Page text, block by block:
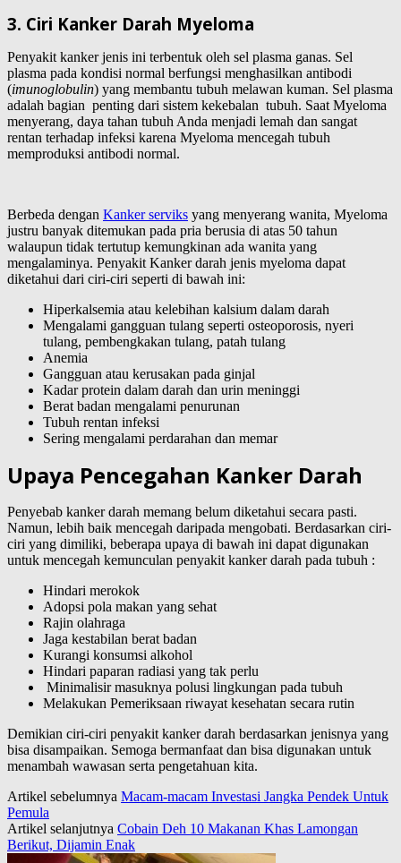
3. Ciri Kanker Darah Myeloma
Penyakit kanker jenis ini terbentuk oleh sel plasma ganas. Sel
plasma pada kondisi normal berfungsi menghasilkan antibodi
(imunoglobulin) yang membantu tubuh melawan kuman. Sel plasma
adalah bagian penting dari sistem kekebalan tubuh. Saat Myeloma
menyerang, daya tahan tubuh Anda menjadi lemah dan sangat
rentan terhadap infeksi karena Myeloma mencegah tubuh
memproduksi antibodi normal.
Berbeda dengan Kanker serviks yang menyerang wanita, Myeloma
justru banyak ditemukan pada pria berusia di atas 50 tahun
walaupun tidak tertutup kemungkinan ada wanita yang
mengalaminya. Penyakit Kanker darah jenis myeloma dapat
diketahui dari ciri-ciri seperti di bawah ini:
Hiperkalsemia atau kelebihan kalsium dalam darah
Mengalami gangguan tulang seperti osteoporosis, nyeri
tulang, pembengkakan tulang, patah tulang
Anemia
Gangguan atau kerusakan pada ginjal
Kadar protein dalam darah dan urin meninggi
Berat badan mengalami penurunan
Tubuh rentan infeksi
Sering mengalami perdarahan dan memar
Upaya Pencegahan Kanker Darah
Penyebab kanker darah memang belum diketahui secara pasti.
Namun, lebih baik mencegah daripada mengobati. Berdasarkan ciri-
ciri yang dimiliki, beberapa upaya di bawah ini dapat digunakan
untuk mencegah kemunculan penyakit kanker darah pada tubuh :
Hindari merokok
Adopsi pola makan yang sehat
Rajin olahraga
Jaga kestabilan berat badan
Kurangi konsumsi alkohol
Hindari paparan radiasi yang tak perlu
Minimalisir masuknya polusi lingkungan pada tubuh
Melakukan Pemeriksaan riwayat kesehatan secara rutin
Demikian ciri-ciri penyakit kanker darah berdasarkan jenisnya yang
bisa disampaikan. Semoga bermanfaat dan bisa digunakan untuk
menambah wawasan serta pengetahuan kita.
Artikel sebelumnya Macam-macam Investasi Jangka Pendek Untuk
Pemula
Artikel selanjutnya Cobain Deh 10 Makanan Khas Lamongan
Berikut, Dijamin Enak